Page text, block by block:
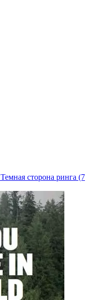
Темная сторона ринга (7